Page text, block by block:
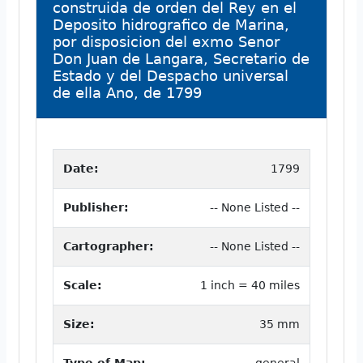
construida de orden del Rey en el
Deposito hidrografico de Marina,
por disposicion del exmo Senor
Don Juan de Langara, Secretario de
Estado y del Despacho universal
de ella Ano, de 1799
Date: 1799
Publisher: -- None Listed --
Cartographer: -- None Listed --
Scale: 1 inch = 40 miles
Size: 35 mm